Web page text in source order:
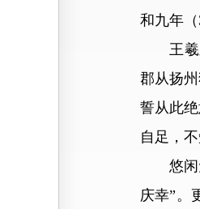
和九年
王羲之
郡从扬
誓从此
自足，不
悠闲无
庆幸”。